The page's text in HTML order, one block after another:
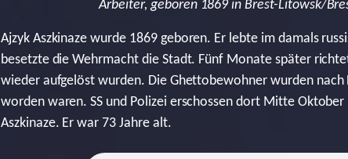
Arbeiter, geboren 1869 in Brest-Litowsk/
Ajzyk Aszkinaze wurde 1869 geboren. Er lebte im damals
besetzte die Wehrmacht die Stadt. Fünf Monate später
wieder aufgelöst wurden. Die Ghettobewohner wurden
worden waren. SS und Polizei erschossen dort Mitte
Aszkinaze. Er war 73 Jahre alt.